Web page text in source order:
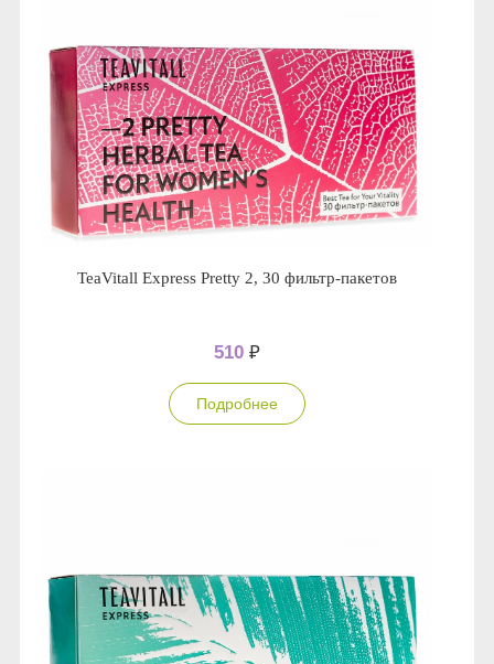
TeaVitall Express Pretty 2, 30 фильтр-пакетов
510 ₽
Подробнее